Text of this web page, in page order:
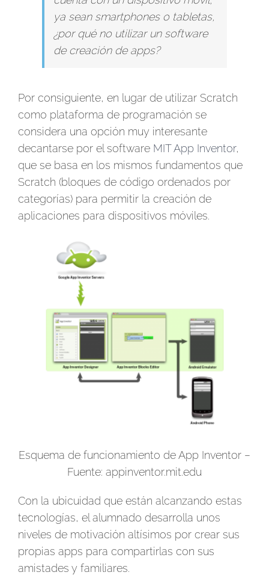
ya sean smartphones o tabletas,
¿por qué no utilizar un software
de creación de apps?
Por consiguiente, en lugar de utilizar Scratch
como plataforma de programación se
considera una opción muy interesante
decantarse por el software MIT App Inventor,
que se basa en los mismos fundamentos que
Scratch (bloques de código ordenados por
categorías) para permitir la creación de
aplicaciones para dispositivos móviles.
Esquema de funcionamiento de App Inventor –
Fuente: appinventor.mit.edu
Con la ubicuidad que están alcanzando estas
tecnologías, el alumnado desarrolla unos
niveles de motivación altísimos por crear sus
propias apps para compartirlas con sus
amistades y familiares.